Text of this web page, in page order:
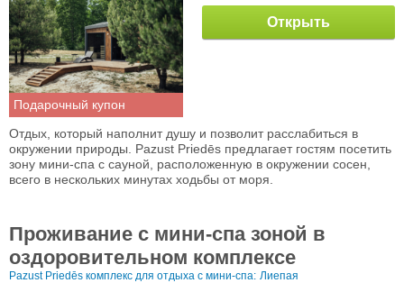
Подарочный купон
Открыть
Отдых, который наполнит душу и позволит расслабиться в
окружении природы. Pazust Priedēs предлагает гостям посетить
зону мини-спа с сауной, расположенную в окружении сосен,
всего в нескольких минутах ходьбы от моря.
Проживание с мини-спа зоной в
оздоровительном комплексе
Pazust Priedēs комплекс для отдыха с мини-спа: Лиепая